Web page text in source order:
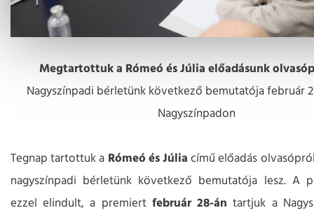
Megtartottuk a Rómeó és Júlia előadásunk
Nagyszínpadi bérletünk következő bemutatója február
Nagyszínpadon
Tegnap tartottuk a Rómeó és Júliacímű előadás
nagyszínpadi bérletünk következő bemutatója lesz. A
ezzel elindult, a premiert február 28-án tartjuk a